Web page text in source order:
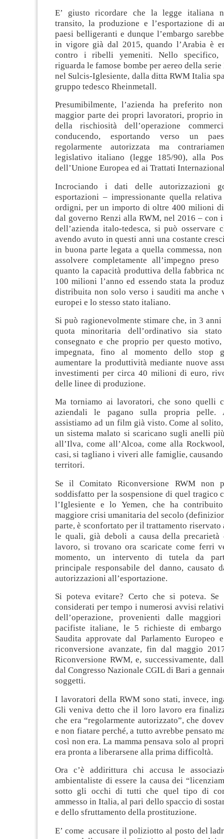
E’ giusto ricordare che la legge italiana
transito, la produzione e l’esportazione di
paesi belligeranti e dunque l’embargo
in vigore già dal 2015, quando l’Arabia è
contro i ribelli yemeniti. Nello specifico,
riguarda le famose bombe per aereo della
nel Sulcis-Iglesiente, dalla ditta RWM Italia
gruppo tedesco Rheinmetall.
Presumibilmente, l’azienda ha preferito
maggior parte dei propri lavoratori, proprio in
della rischiosità dell’operazione
conducendo, esportando verso un
regolarmente autorizzata ma
legislativo italiano (legge 185/90), alla
dell’Unione Europea ed ai Trattati
Incrociando i dati delle autorizzazioni
esportazioni – impressionante quella
ordigni, per un importo di oltre 400 milioni
dal governo Renzi alla RWM, nel 2016 – con
dell’azienda italo-tedesca, si può osservare
avendo avuto in questi anni una costante
in buona parte legata a quella commessa,
assolvere completamente all’impegno
quanto la capacità produttiva della fabbrica
100 milioni l’anno ed essendo stata la
distribuita non solo verso i sauditi ma anche
europei e lo stesso stato italiano.
Si può ragionevolmente stimare che, in 3 anni
quota minoritaria dell’ordinativo sia stato
consegnato e che proprio per questo motivo,
impegnata, fino al momento dello stop
aumentare la produttività mediante nuove
investimenti per circa 40 milioni di euro,
delle linee di produzione.
Ma torniamo ai lavoratori, che sono quelli
aziendali le pagano sulla propria pelle.
assistiamo ad un film già visto. Come al
un sistema malato si scaricano sugli anelli
all’Ilva, come all’Alcoa, come alla
casi, si tagliano i viveri alle famiglie,
territori.
Se il Comitato Riconversione RWM non
soddisfatto per la sospensione di quel tragico
l’Iglesiente e lo Yemen, che ha
maggiore crisi umanitaria del secolo
parte, è sconfortato per il trattamento riservato
le quali, già deboli a causa della
lavoro, si trovano ora scaricate come ferri
momento, un intervento di tutela da
principale responsabile del danno, causato
autorizzazioni all’esportazione.
Si poteva evitare? Certo che si poteva. Se
considerati per tempo i numerosi avvisi
dell’operazione, provenienti dalle
pacifiste italiane, le 5 richieste di embargo
Saudita approvate dal Parlamento Europeo
riconversione avanzate, fin dal maggio
Riconversione RWM, e, successivamente,
dal Congresso Nazionale CGIL di Bari a
soggetti.
I lavoratori della RWM sono stati, invece,
Gli veniva detto che il loro lavoro era
che era “regolarmente autorizzato”, che
e non fiatare perché, a tutto avrebbe pensato
così non era. La mamma pensava solo al
era pronta a liberarsene alla prima difficoltà.
Ora c’è addirittura chi accusa le
ambientaliste di essere la causa dei
sotto gli occhi di tutti che quel tipo di
ammesso in Italia, al pari dello spaccio di
e dello sfruttamento della prostituzione.
E’ come accusare il poliziotto al posto del